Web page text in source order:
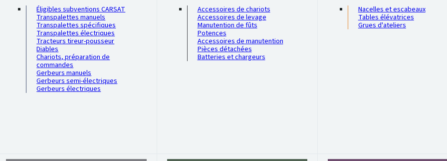
Éligibles subventions CARSAT
Transpalettes manuels
Transpalettes spécifiques
Transpalettes électriques
Tracteurs tireur-pousseur
Diables
Chariots, préparation de
commandes
Gerbeurs manuels
Gerbeurs semi-électriques
Gerbeurs électriques
Accessoires de chariots
Accessoires de levage
Manutention de fûts
Potences
Accessoires de manutention
Pièces détachées
Batteries et chargeurs
Nacelles et escabeaux
Tables élévatrices
Grues d'ateliers